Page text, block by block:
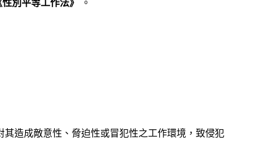
性別平等工作法》 。
造成敵意性、脅迫性或冒犯性之工作環境，致侵犯